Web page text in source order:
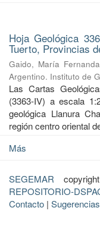
Hoja Geológica
Tuerto, Provincias
Gaido, María Fernanda
Argentino. Instituto de
Las Cartas
(3363-IV) a escala
geológica Llanura
región centro oriental
Más
SEGEMAR
REPOSITORIO-
Contacto | Sugerencias